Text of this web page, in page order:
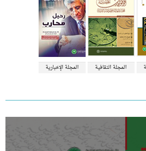
المجلة الثقافية المجلة الإخبارية